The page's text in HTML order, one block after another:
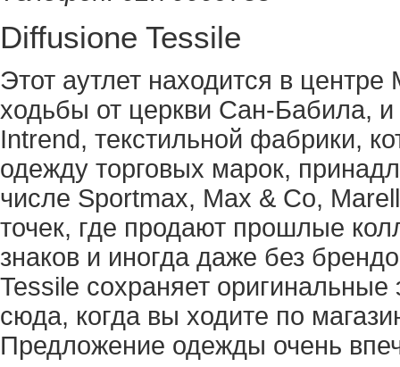
Diffusione Tessile
Этот аутлет находится в
ходьбы от церкви Сан-Бабила, и
Intrend, текстильной фабрики,
одежду торговых марок,
числе Sportmax, Max & Co,
точек, где продают прошлые
знаков и иногда даже без
Tessile сохраняет оригинальные
сюда, когда вы ходите по
Предложение одежды очень